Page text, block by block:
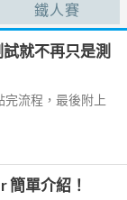
鐵人賽
就不再只是測
流程，最後附上
簡單介紹！